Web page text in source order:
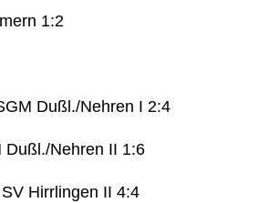
1:2
Dußl./Nehren I 2:4
Dußl./Nehren II 1:6
Hirrlingen II 4:4